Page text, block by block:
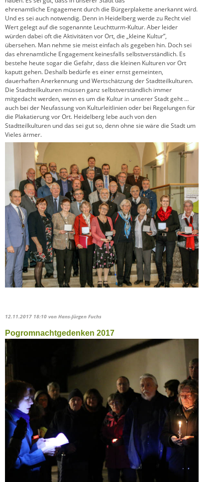
ehrenamtliche Engagement durch die Bürgerplakette anerkannt wird.
Und es sei auch notwendig. Denn in Heidelberg werde zu Recht viel
Wert gelegt auf die sogenannte Leuchtturm-Kultur. Aber leider
würden dabei oft die Aktivitäten vor Ort, die „kleine Kultur”,
übersehen. Man nehme sie meist einfach als gegeben hin. Doch sei
das ehrenamtliche Engagement keinesfalls selbstverständlich. Es
bestehe heute sogar die Gefahr, dass die kleinen Kulturen vor Ort
kaputt gehen. Deshalb bedürfe es einer ernst gemeinten,
dauerhaften Anerkennung und Wertschätzung der Stadtteilkulturen.
Die Stadtteilkulturen müssen ganz selbstverständlich immer
mitgedacht werden, wenn es um die Kultur in unserer Stadt geht …
auch bei der Neufassung von Kulturleitlinien oder bei Regelungen für
die Plakatierung vor Ort. Heidelberg lebe auch von den
Stadtteilkulturen und das sei gut so, denn ohne sie wäre die Stadt um
Vieles ärmer.
12.11.2017 18:10 von Hans-Jürgen Fuchs
Pogromnachtgedenken 2017